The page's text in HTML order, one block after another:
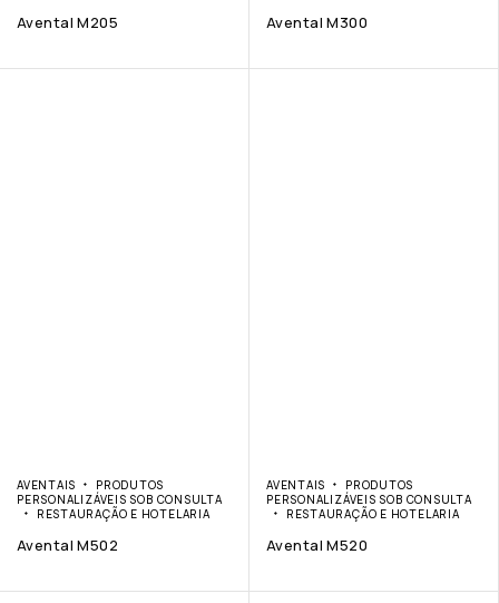
Avental M205 Avental M300
AVENTAIS
PRODUTOS
PERSONALIZÁVEIS SOB CONSULTA
RESTAURAÇÃO E HOTELARIA
Avental M502
AVENTAIS
PRODUTOS
PERSONALIZÁVEIS SOB CONSULTA
RESTAURAÇÃO E HOTELARIA
Avental M520